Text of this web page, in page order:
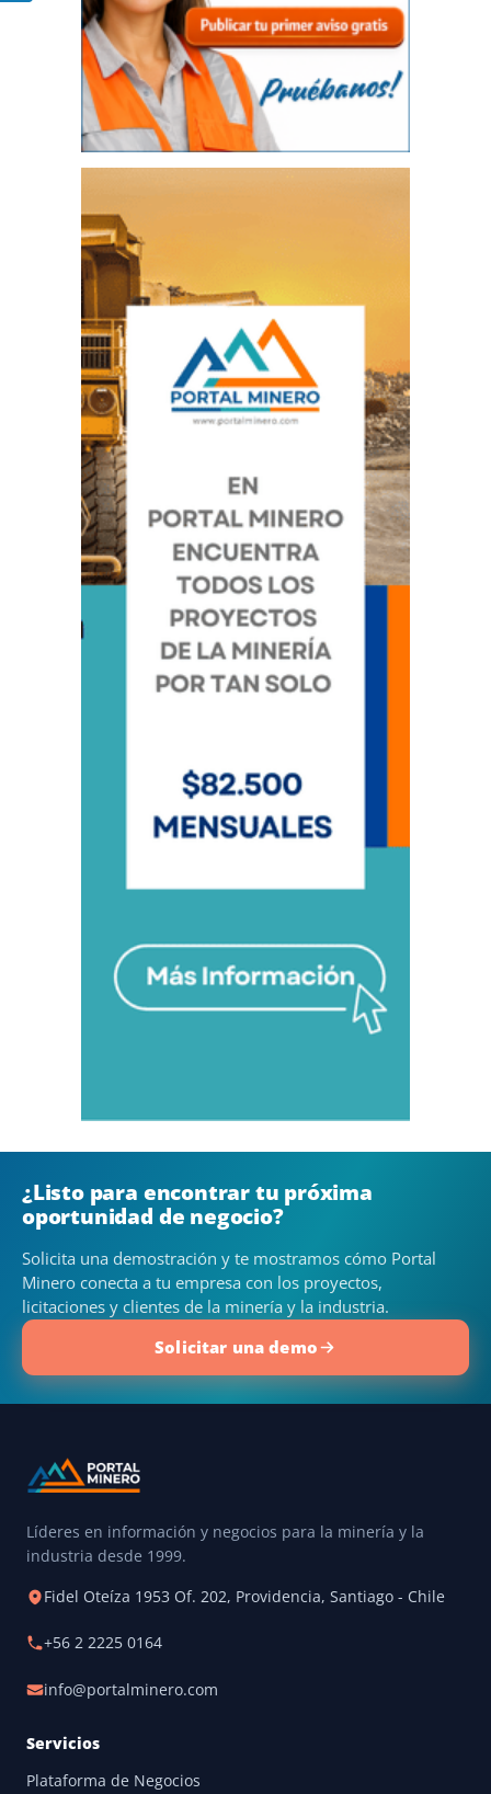
¿Listo para encontrar tu próxima
oportunidad de negocio?
Solicita una demostración y te mostramos cómo Portal
Minero conecta a tu empresa con los proyectos,
licitaciones y clientes de la minería y la industria.
Solicitar una demo
Líderes en información y negocios para la minería y la
industria desde 1999.
Fidel Oteíza 1953 Of. 202, Providencia, Santiago - Chile
+56 2 2225 0164
info@portalminero.com
Servicios
Plataforma de Negocios